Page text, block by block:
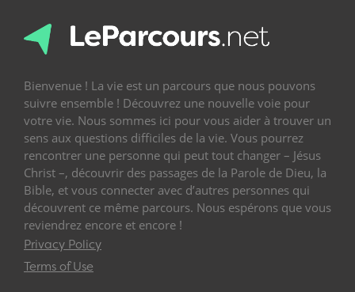
Bienvenue ! La vie est un parcours que nous pouvons
suivre ensemble ! Découvrez une nouvelle voie pour
votre vie. Nous sommes ici pour vous aider à trouver un
sens aux questions difficiles de la vie. Vous pourrez
rencontrer une personne qui peut tout changer – Jésus
Christ –, découvrir des passages de la Parole de Dieu, la
Bible, et vous connecter avec d’autres personnes qui
découvrent ce même parcours. Nous espérons que vous
reviendrez encore et encore !
Privacy Policy
Terms of Use